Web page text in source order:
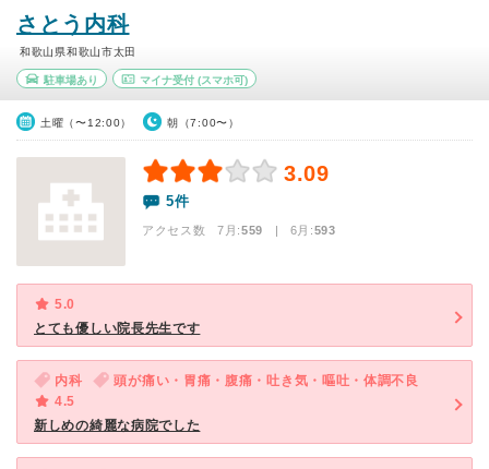
さとう内科
和歌山県和歌山市太田
駐車場あり マイナ受付(スマホ可)
土曜（〜12:00） 朝（7:00〜）
3.09
5件
アクセス数 7月:559 | 6月:593
5.0
とても優しい院長先生です
内科
頭が痛い・胃痛・腹痛・吐き気・嘔吐・体調不良
4.5
新しめの綺麗な病院でした